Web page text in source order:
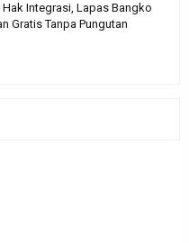
Integrasi, Lapas Bangko
Gratis Tanpa Pungutan